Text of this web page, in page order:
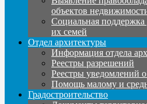
объектов
Социальная
их семей
Отдел архитектуры
Информация отдела
Реестры разрешений
Реестры уведомлений о
Помощь малому и
Градостроительство